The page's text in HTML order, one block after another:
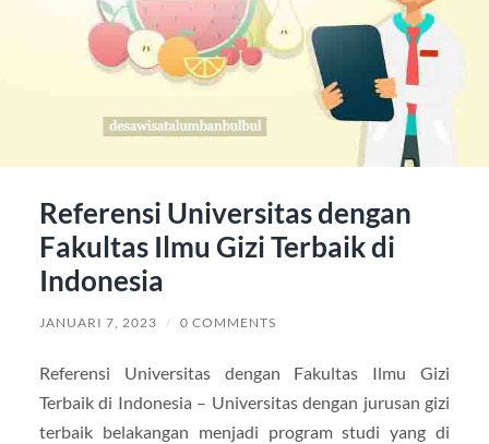
Referensi Universitas dengan
Fakultas Ilmu Gizi Terbaik di
Indonesia
JANUARI 7, 2023 / 0 COMMENTS
Referensi Universitas dengan Fakultas Ilmu Gizi
Terbaik di Indonesia – Universitas dengan jurusan gizi
terbaik belakangan menjadi program studi yang di